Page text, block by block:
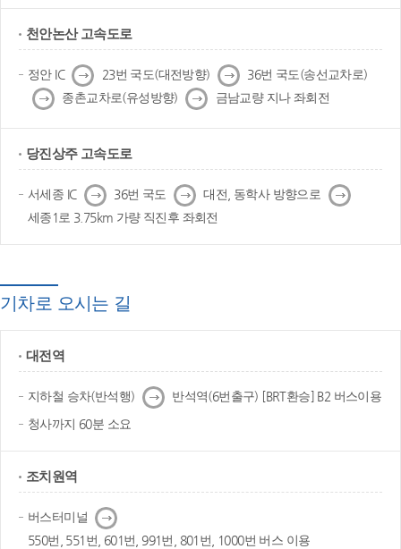
천안논산 고속도로
정안 IC 다
음
23번 국도(대전방향) 다
음
36번 국도(송선교차로)
다
음
종촌교차로(유성방향) 다
음
금남교량 지나 좌회전
당진상주 고속도로
서세종 IC 다
음
36번 국도 다
음
대전, 동학사 방향으로 다
음
세종1로 3.75km 가량 직진후 좌회전
기차로 오시는 길
대전역
지하철 승차(반석행) 다
음
반석역(6번출구) [BRT환승] B2 버스이용
청사까지 60분 소요
조치원역
버스터미널 다
음
550번, 551번, 601번, 991번, 801번, 1000번 버스 이용